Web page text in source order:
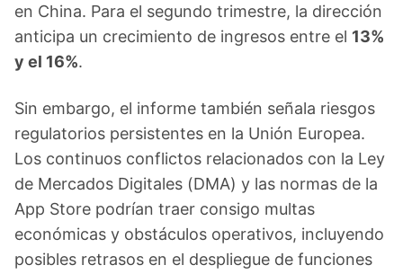
en China. Para el segundo trimestre, la dirección
anticipa un crecimiento de ingresos entre el 13%
y el 16%.
Sin embargo, el informe también señala riesgos
regulatorios persistentes en la Unión Europea.
Los continuos conflictos relacionados con la Ley
de Mercados Digitales (DMA) y las normas de la
App Store podrían traer consigo multas
económicas y obstáculos operativos, incluyendo
posibles retrasos en el despliegue de funciones